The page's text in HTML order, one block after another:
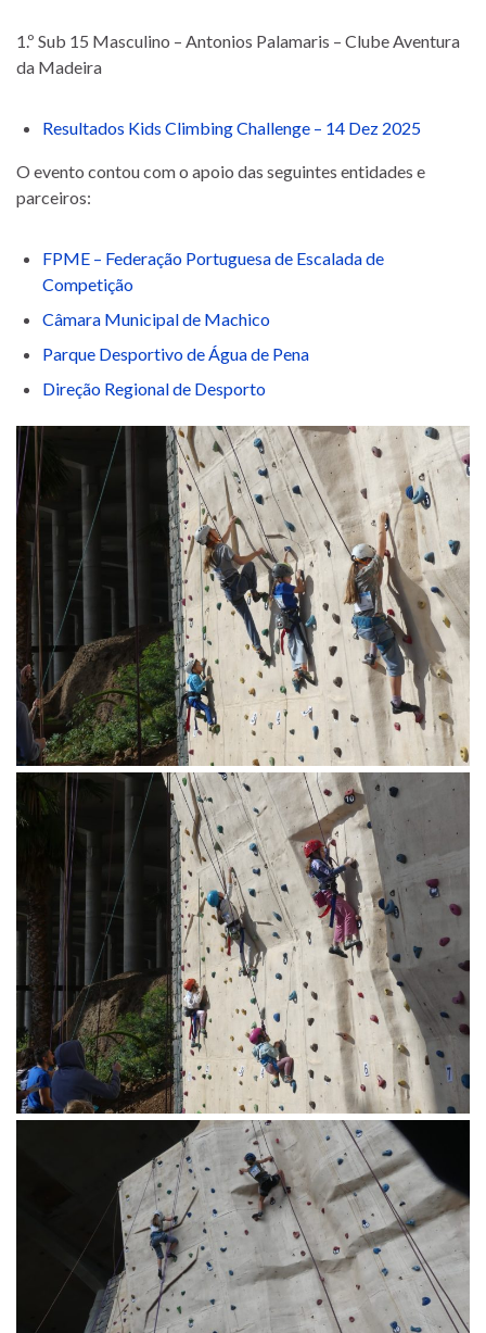
1.º Sub 15 Masculino – Antonios Palamaris – Clube Aventura
da Madeira
Resultados Kids Climbing Challenge – 14 Dez 2025
O evento contou com o apoio das seguintes entidades e
parceiros:
FPME – Federação Portuguesa de Escalada de
Competição
Câmara Municipal de Machico
Parque Desportivo de Água de Pena
Direção Regional de Desporto